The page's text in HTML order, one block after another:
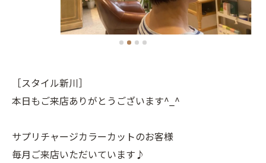
［スタイル新川］
本日もご来店ありがとうございます^_^
サプリチャージカラーカットのお客様
毎月ご来店いただいています♪